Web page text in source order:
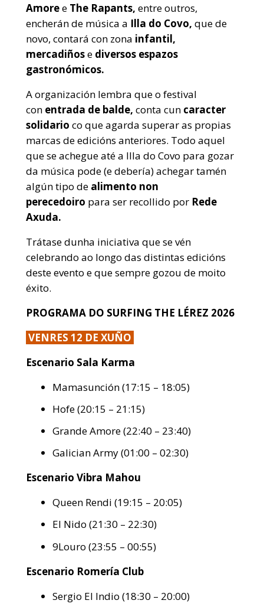
Amoree The Rapants, entre outros,
encherán de música a Illa do Covo, que de
novo, contará con zona infantil,
mercadiñose diversos espazos
gastronómicos.
A organización lembra que o festival
con entrada de balde, conta cun caracter
solidario co que agarda superar as propias
marcas de edicións anteriores. Todo aquel
que se achegue até a Illa do Covo para gozar
da música pode (e debería) achegar tamén
algún tipo de alimento non
perecedoiro para ser recollido por Rede
Axuda.
Trátase dunha iniciativa que se vén
celebrando ao longo das distintas edicións
deste evento e que sempre gozou de moito
éxito.
PROGRAMA DO SURFING THE LÉREZ 2026
VENRES 12 DE XUÑO
Escenario Sala Karma
Mamasunción (17:15 – 18:05)
Hofe (20:15 – 21:15)
Grande Amore (22:40 – 23:40)
Galician Army (01:00 – 02:30)
Escenario Vibra Mahou
Queen Rendi (19:15 – 20:05)
El Nido (21:30 – 22:30)
9Louro (23:55 – 00:55)
Escenario Romería Club
Sergio El Indio (18:30 – 20:00)